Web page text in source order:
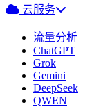
云服务
流量分析
ChatGPT
Grok
Gemini
DeepSeek
QWEN